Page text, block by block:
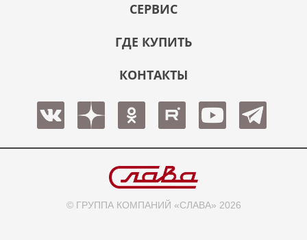
СЕРВИС
ГДЕ КУПИТЬ
КОНТАКТЫ
© ГРУППА КОМПАНИЙ «СЛАВА» 2026